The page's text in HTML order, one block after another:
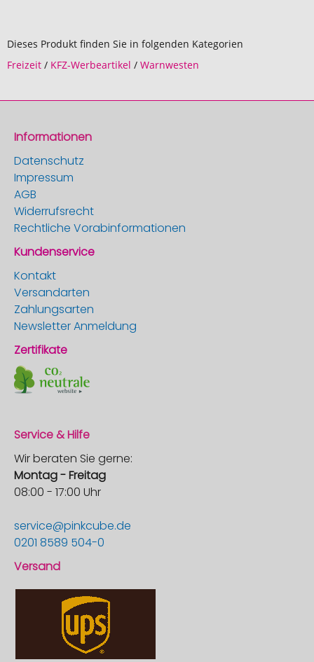
Dieses Produkt finden Sie in folgenden Kategorien
Freizeit / KFZ-Werbeartikel / Warnwesten
Informationen
Datenschutz
Impressum
AGB
Widerrufsrecht
Rechtliche Vorabinformationen
Kundenservice
Kontakt
Versandarten
Zahlungsarten
Newsletter Anmeldung
Zertifikate
Service & Hilfe
Wir beraten Sie gerne:
Montag - Freitag
08:00 - 17:00 Uhr
service@pinkcube.de
0201 8589 504-0
Versand